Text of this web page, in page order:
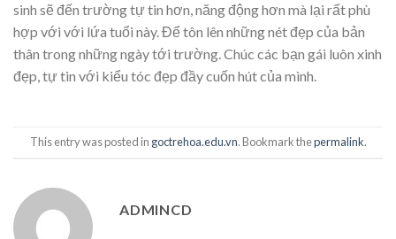
sinh sẽ đến trường tự tin hơn, năng động hơn mà lại rất phù
hợp với với lứa tuổi này. Để tôn lên những nét đẹp của bản
thân trong những ngày tới trường. Chúc các bạn gái luôn xinh
đẹp, tự tin với kiểu tóc đẹp đầy cuốn hút của mình.
This entry was posted in goctrehoa.edu.vn. Bookmark thepermalink.
ADMINCD